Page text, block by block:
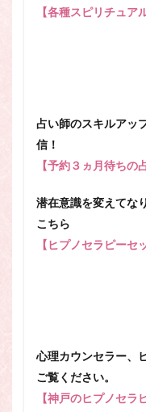
【各種スピリチュア
占い師のスキルアッ
信！
【予約３ヵ月待ちの
潜在意識を変えてな
こちら
【ヒプノセラピーセ
心理カウンセラー、
ご覧ください。
【神戸のヒプノセ